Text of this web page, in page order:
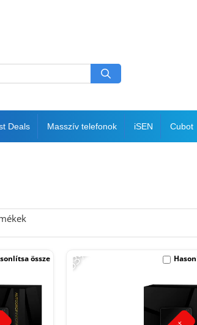
Deals Masszív telefonok iSEN Cubot
össze -53%